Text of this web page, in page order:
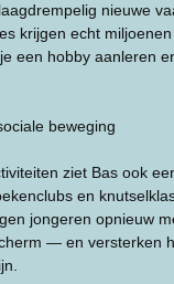
nieuwe
krijgen echt miljoenen
een hobby aanleren
beweging
ziet Bas ook
en
jongeren opnieuw
— en versterken